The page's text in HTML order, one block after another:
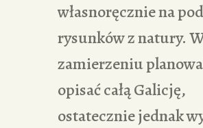
własnoręcznie na
rysunków z natury.
zamierzeniu
opisać całą Galicję,
ostatecznie jednak